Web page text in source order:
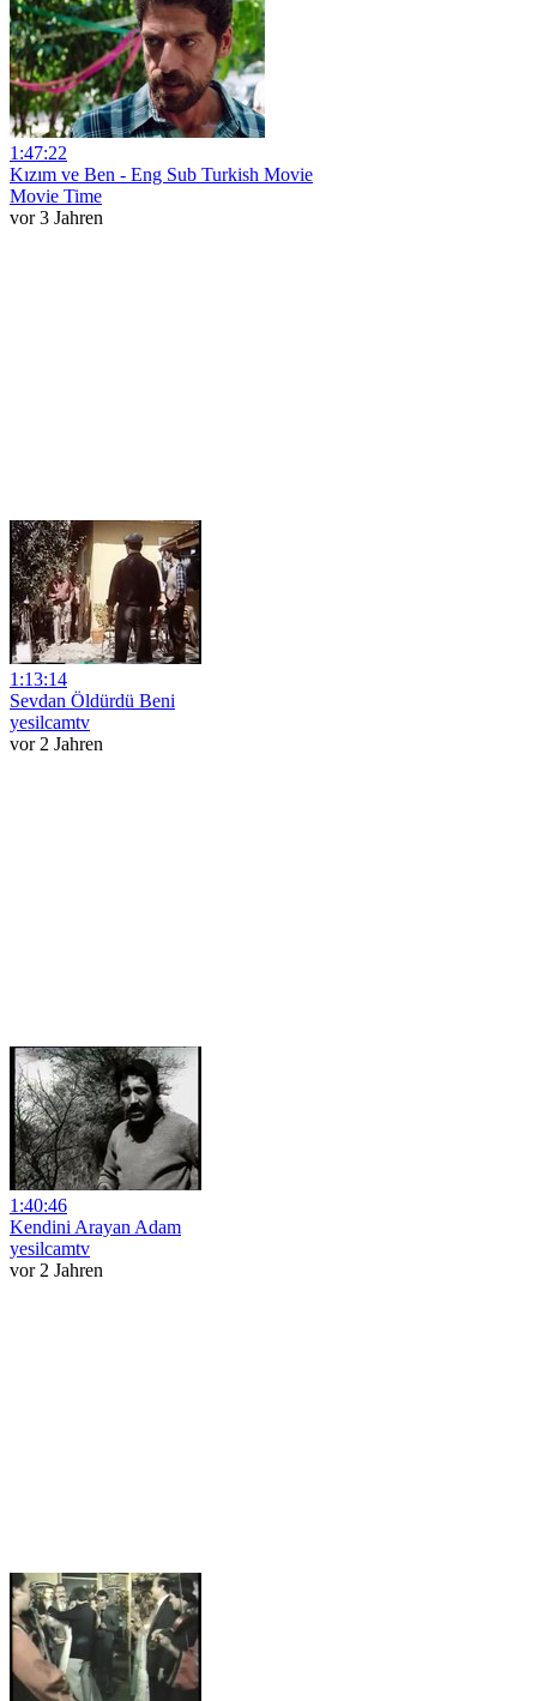
1:47:22
Kızım ve Ben - Eng Sub Turkish Movie
Movie Time
vor 3 Jahren
1:13:14
Sevdan Öldürdü Beni
yesilcamtv
vor 2 Jahren
1:40:46
Kendini Arayan Adam
yesilcamtv
vor 2 Jahren